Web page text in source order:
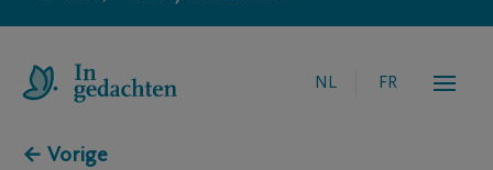
NL FR
← Vorige